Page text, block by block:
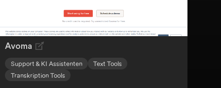
Avoma
Support & KI Assistenten
Text Tools
Transkription Tools